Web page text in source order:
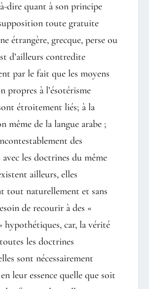
dire quant à son principe
toute gratuite
étrangère, grecque, perse ou
d’ailleurs contredite
par le fait que les moyens
propres à l’ésotérisme
étroitement liés; à la
même de la langue arabe ;
des
les doctrines du même
ailleurs, elles
tout naturellement et sans
de recourir à des «
hypothétiques, car, la vérité
les doctrines
sont nécessairement
leur essence quelle que soit